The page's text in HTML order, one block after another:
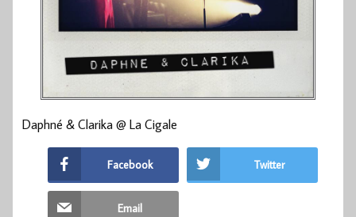
Daphné & Clarika @ La Cigale
Facebook Twitter
Email